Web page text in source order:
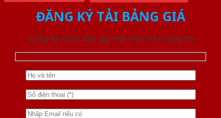
ĐĂNG KÝ TẢI BẢNG GIÁ
Đăng ký nhận báo giá mới nhất từ chúng tôi